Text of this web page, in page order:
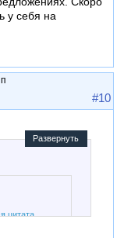
у себя на
#10
Развернуть
цитата.